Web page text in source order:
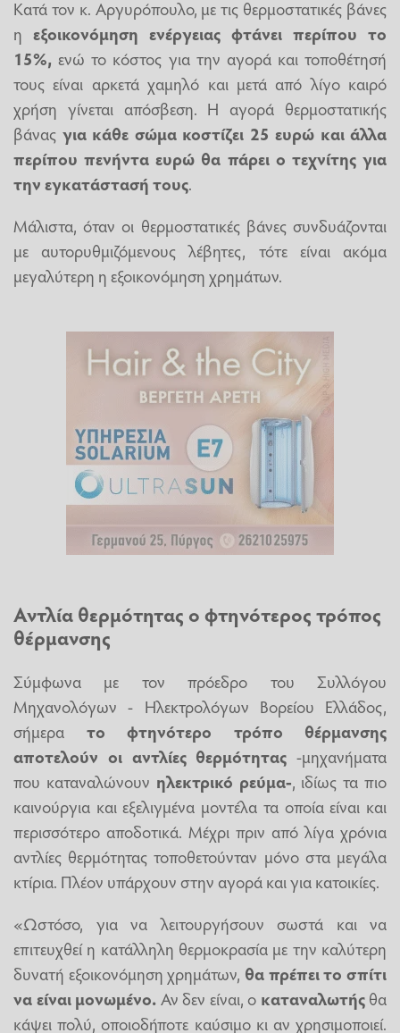
Κατά τον κ. Αργυρόπουλο, με τις θερμοστατικές βάνες
η εξοικονόμηση ενέργειας φτάνει περίπου το
15%, ενώ το κόστος για την αγορά και τοποθέτησή
τους είναι αρκετά χαμηλό και μετά από λίγο καιρό
χρήση γίνεται απόσβεση. Η αγορά θερμοστατικής
βάνας για κάθε σώμα κοστίζει 25 ευρώ και άλλα
περίπου πενήντα ευρώ θα πάρει ο τεχνίτης για
την εγκατάστασή τους.
Μάλιστα, όταν οι θερμοστατικές βάνες συνδυάζονται
με αυτορυθμιζόμενους λέβητες, τότε είναι ακόμα
μεγαλύτερη η εξοικονόμηση χρημάτων.
Αντλία θερμότητας ο φτηνότερος τρόπος
θέρμανσης
Σύμφωνα με τον πρόεδρο του Συλλόγου
Μηχανολόγων - Ηλεκτρολόγων Βορείου Ελλάδος,
σήμερα το φτηνότερο τρόπο θέρμανσης
αποτελούν οι αντλίες θερμότητας -μηχανήματα
που καταναλώνουν ηλεκτρικό ρεύμα-, ιδίως τα πιο
καινούργια και εξελιγμένα μοντέλα τα οποία είναι και
περισσότερο αποδοτικά. Μέχρι πριν από λίγα χρόνια
αντλίες θερμότητας τοποθετούνταν μόνο στα μεγάλα
κτίρια. Πλέον υπάρχουν στην αγορά και για κατοικίες.
«Ωστόσο, για να λειτουργήσουν σωστά και να
επιτευχθεί η κατάλληλη θερμοκρασία με την καλύτερη
δυνατή εξοικονόμηση χρημάτων, θα πρέπει το σπίτι
να είναι μονωμένο.Αν δεν είναι, ο καταναλωτήςθα
κάψει πολύ, οποιοδήποτε καύσιμο κι αν χρησιμοποιεί.